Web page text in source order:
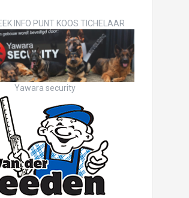
INFO PUNT KOOS TICHELAAR
Yawara security